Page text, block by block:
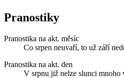
Pranostiky
Pranostika na akt. měsíc
Co srpen neuvaří, to už září
Pranostika na akt. den
V srpnu již nelze slunci mnoho